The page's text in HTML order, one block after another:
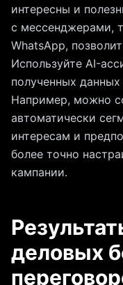
интересны и
с мессенджерами,
WhatsApp,
Используйте AI-
полученных
Например, можно
автоматически
интересам и
более точно
кампании.
деловых